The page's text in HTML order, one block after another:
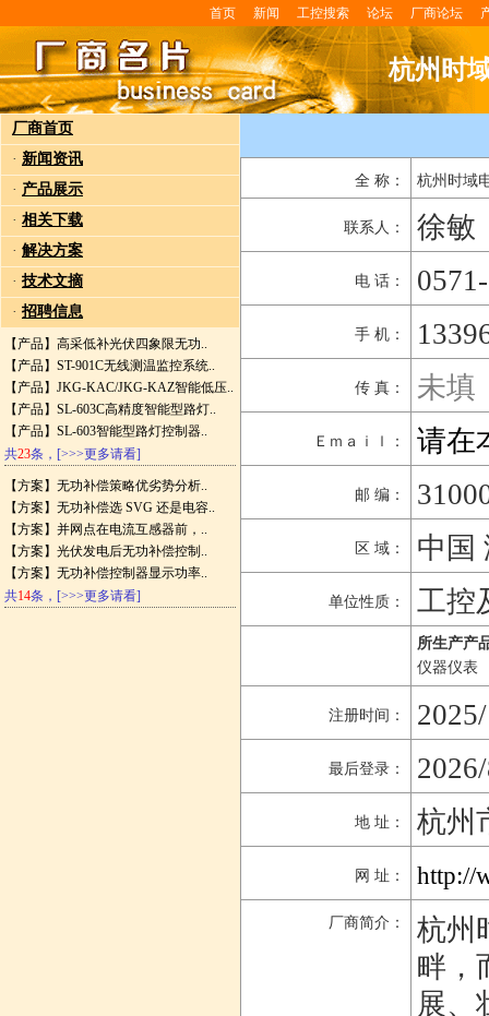
首页 新闻 工控搜索 论坛 厂商论坛
杭州时
厂商首页
· 新闻资讯
· 产品展示
· 相关下载
· 解决方案
· 技术文摘
· 招聘信息
【产品】 高采低补光伏四象限无功..
【产品】 ST-901C无线测温监控系统..
【产品】 JKG-KAC/JKG-KAZ智能低压..
【产品】 SL-603C高精度智能型路灯..
【产品】 SL-603智能型路灯控制器..
共23条， [>>>更多请看]
【方案】 无功补偿策略优劣势分析..
【方案】 无功补偿选 SVG 还是电容..
【方案】 并网点在电流互感器前，..
【方案】 光伏发电后无功补偿控制..
【方案】 无功补偿控制器显示功率..
共14条， [>>>更多请看]
全 称： 杭州时域
联系人： 徐敏
电 话：
手 机：
传 真： 未填
Ｅｍａｉｌ： 请在
邮 编：
区 域： 中国
单位性质： 工控
所生产产
仪器仪表
注册时间：
最后登录：
地 址： 杭州
网 址： http://
厂商简介：
杭州
畔，
展、